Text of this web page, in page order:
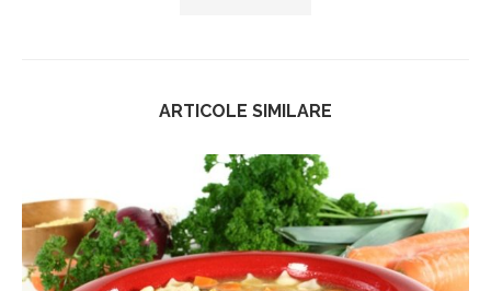
ARTICOLE SIMILARE